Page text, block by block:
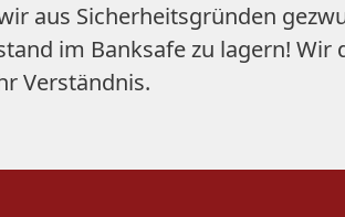
aus Sicherheitsgründen
im Banksafe zu lagern! Wir
Verständnis.